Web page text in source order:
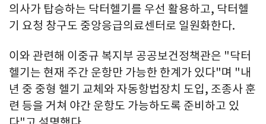
의사가 탑승하는 닥터헬기를 우선 활용하고, 닥터헬
기 요청 창구도 중앙응급의료센터로 일원화한다.
이와 관련해 이중규 복지부 공공보건정책관은 "닥터
헬기는 현재 주간 운항만 가능한 한계가 있다"며 "내
년 중 중형 헬기 교체와 자동항법장치 도입, 조종사 훈
련 등을 거쳐 야간 운항도 가능하도록 준비하고 있